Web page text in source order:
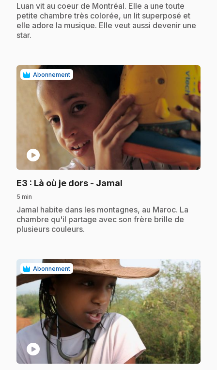
.Luan vit au coeur de Montréal. Elle a une toute
petite chambre très colorée, un lit superposé et
elle adore la musique. Elle veut aussi devenir une
star.
Abonnement
play_circle
E3 : Là où je dors - Jamal
5 min
.Jamal habite dans les montagnes, au Maroc. La
chambre qu'il partage avec son frère brille de
plusieurs couleurs.
Abonnement
play_circle